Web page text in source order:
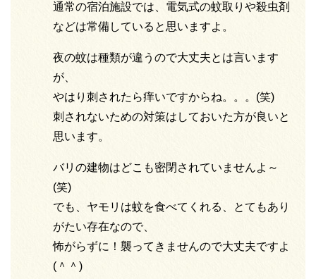
通常の宿泊施設では、電気式の蚊取りや殺虫剤
などは常備していると思いますよ。
夜の蚊は種類が違うので大丈夫とは言います
が、
やはり刺されたら痒いですからね。。。(笑)
刺されないための対策はしておいた方が良いと
思います。
バリの建物はどこも密閉されていませんよ～
(笑)
でも、ヤモリは蚊を食べてくれる、とてもあり
がたい存在なので、
怖がらずに！襲ってきませんので大丈夫ですよ
(＾＾)